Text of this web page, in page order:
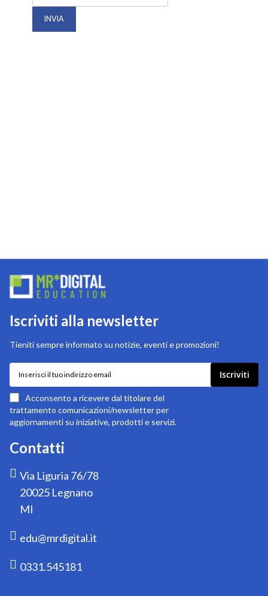
Contatti
Via Liguria 76/78
20025 Legnano
MI
edu@mrdigital.it
0331.545181
Iscriviti alla newsletter
Tieniti sempre informato su notizie, eventi e promozioni!
Iscriviti
alla
nostra
newsletter:
Iscriviti
Acconsento a ricevere dal titolare del
trattamento comunicazioni/newsletter per
aggiornamenti su iniziative, prodotti e servizi.